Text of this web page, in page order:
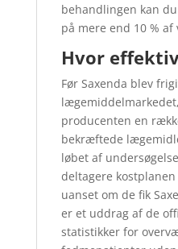
behandlingen kan
på mere end 10 %
Hvor
Før Saxenda blev
producenten en
bekræftede
løbet af
deltagere
uanset om de fik
er et uddrag af de
statistikker for